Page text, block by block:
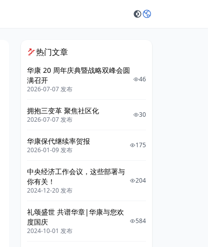
热门文章
华康 20 周年庆典暨战略双峰会圆
满召开
2026-07-07 发布
46
拥抱三变革 聚焦社区化
2026-07-07 发布
30
华康保代继续率贺报
2026-01-09 发布
175
中央经济工作会议，这些部署与
你有关！
2024-12-20 发布
204
礼颂盛世 共谱华章|华康与您欢
度国庆
2024-10-01 发布
584